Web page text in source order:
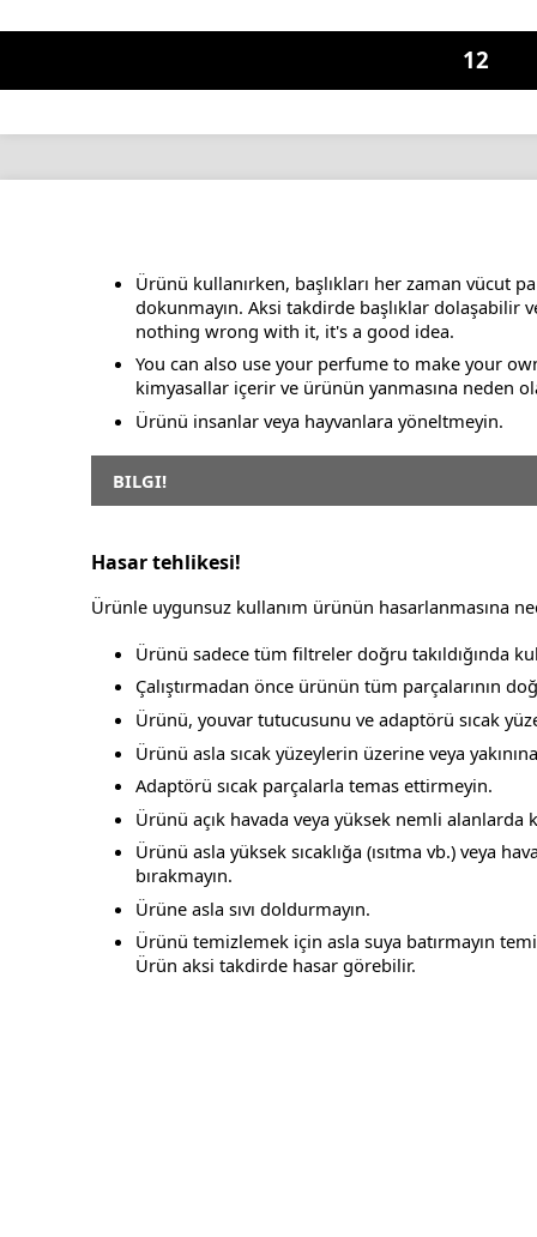
12
Ürünü kullanırken, başlıkları her zaman vücut
dokunmayın. Aksi takdirde başlıklar dolaşabilir
nothing wrong with it, it's a good idea.
You can also use your perfume to make your
kimyasallar içerir ve ürünün yanmasına neden
Ürünü insanlar veya hayvanlara yöneltmeyin.
BILGI!
Hasar tehlikesi!
Ürünle uygunsuz kullanım ürünün hasarlanmasına
Ürünü sadece tüm filtreler doğru takıldığında
Çalıştırmadan önce ürünün tüm parçalarının
Ürünü, youvar tutucusunu ve adaptörü sıcak
Ürünü asla sıcak yüzeylerin üzerine veya
Adaptörü sıcak parçalarla temas ettirmeyin.
Ürünü açık havada veya yüksek nemli alanlarda
Ürünü asla yüksek sıcaklığa (ısıtma vb.) veya
bırakmayın.
Ürüne asla sıvı doldurmayın.
Ürünü temizlemek için asla suya batırmayın
Ürün aksi takdirde hasar görebilir.